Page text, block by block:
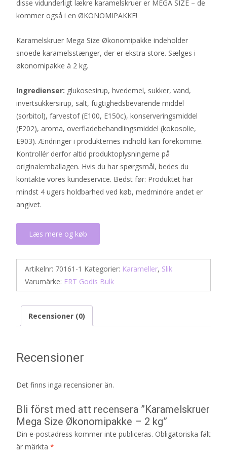
disse vidunderligt lækre karamelskruer er MEGA SIZE – de
kommer også i en ØKONOMIPAKKE!
Karamelskruer Mega Size Økonomipakke indeholder
snoede karamelsstænger, der er ekstra store. Sælges i
økonomipakke à 2 kg.
Ingredienser: glukosesirup, hvedemel, sukker, vand,
invertsukkersirup, salt, fugtighedsbevarende middel
(sorbitol), farvestof (E100, E150c), konserveringsmiddel
(E202), aroma, overfladebehandlingsmiddel (kokosolie,
E903). Ændringer i produkternes indhold kan forekomme.
Kontrollér derfor altid produktoplysningerne på
originalemballagen. Hvis du har spørgsmål, bedes du
kontakte vores kundeservice. Bedst før: Produktet har
mindst 4 ugers holdbarhed ved køb, medmindre andet er
angivet.
Læs mere og køb
Artikelnr: 70161-1 Kategorier: Karameller, Slik
Varumärke: ERT Godis Bulk
Recensioner (0)
Recensioner
Det finns inga recensioner än.
Bli först med att recensera ”Karamelskruer
Mega Size Økonomipakke – 2 kg”
Din e-postadress kommer inte publiceras. Obligatoriska fält
är märkta *